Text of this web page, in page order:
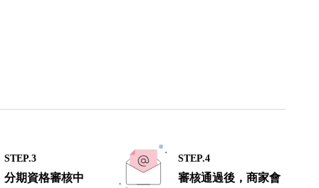
STEP.3
分期資格審核中
STEP.4
審核通過後，商家會